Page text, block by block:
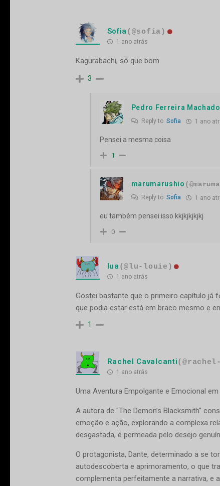
Sofia (@sofia)
1 ano atrás
Kagurabachi, só que bom.
3
Pedro Ferreira Machado
Reply to Sofia 1 ano
Pensei a mesma coisa
1
marumarushio
Reply to Sofia 1 ano
eu também pensei isso kkjkjkjkjkj
0
lua (@lu-louie)
1 ano atrás
Gostei bastante que o primeiro capítulo já
que podia estar está em braco mesmo e
1
Rachel Cavalcanti
1 ano atrás
Uma Aventura Empolgante e Emocional em
A autora de "The Demon’s Blacksmith"
emoção e ação, explorando a complexa
desgastada, é permeada pelo desejo
O protagonista, Dante, determinado a se
autodescoberta e aprimoramento, o que
complementa perfeitamente a narrativa, e